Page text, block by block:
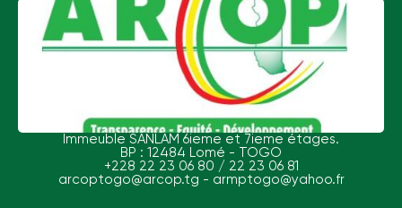
Immeuble SANLAM 6ieme et 7ieme étages.
BP : 12484 Lomé - TOGO
+228 22 23 06 80 / 22 23 06 81
arcoptogo@arcop.tg - armptogo@yahoo.fr